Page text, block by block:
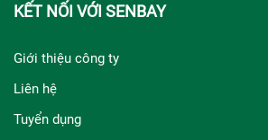
KẾT NỐI VỚI SENBAY
Giới thiệu công ty
Liên hệ
Tuyển dụng